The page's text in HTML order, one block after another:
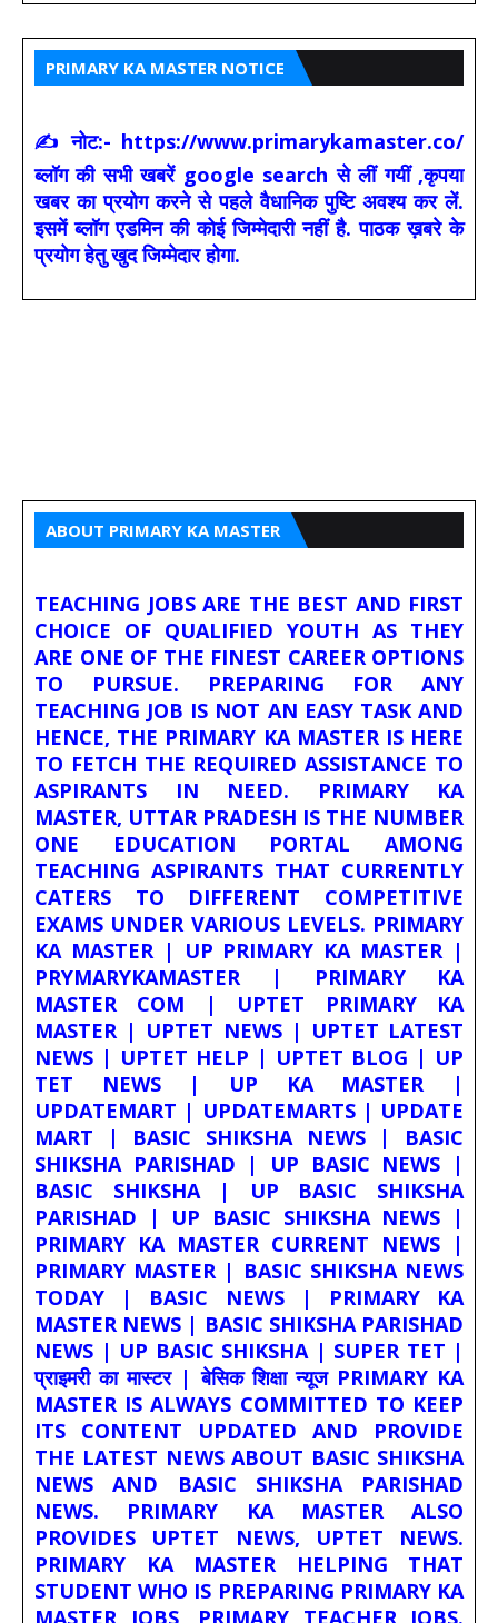
PRIMARY KA MASTER NOTICE
✍ नोट:- https://www.primarykamaster.co/
ब्लॉग की सभी खबरें google search से लीं गयीं ,कृपया
खबर का प्रयोग करने से पहले वैधानिक पुष्टि अवश्य कर लें.
इसमें ब्लॉग एडमिन की कोई जिम्मेदारी नहीं है. पाठक ख़बरे के
प्रयोग हेतु खुद जिम्मेदार होगा.
ABOUT PRIMARY KA MASTER
TEACHING JOBS ARE THE BEST AND FIRST
CHOICE OF QUALIFIED YOUTH AS THEY
ARE ONE OF THE FINEST CAREER OPTIONS
TO PURSUE. PREPARING FOR ANY
TEACHING JOB IS NOT AN EASY TASK AND
HENCE, THE PRIMARY KA MASTER IS HERE
TO FETCH THE REQUIRED ASSISTANCE TO
ASPIRANTS IN NEED. PRIMARY KA
MASTER, UTTAR PRADESH IS THE NUMBER
ONE EDUCATION PORTAL AMONG
TEACHING ASPIRANTS THAT CURRENTLY
CATERS TO DIFFERENT COMPETITIVE
EXAMS UNDER VARIOUS LEVELS. PRIMARY
KA MASTER | UP PRIMARY KA MASTER |
PRYMARYKAMASTER | PRIMARY KA
MASTER COM | UPTET PRIMARY KA
MASTER | UPTET NEWS | UPTET LATEST
NEWS | UPTET HELP | UPTET BLOG | UP
TET NEWS | UP KA MASTER |
UPDATEMART | UPDATEMARTS | UPDATE
MART | BASIC SHIKSHA NEWS | BASIC
SHIKSHA PARISHAD | UP BASIC NEWS |
BASIC SHIKSHA | UP BASIC SHIKSHA
PARISHAD | UP BASIC SHIKSHA NEWS |
PRIMARY KA MASTER CURRENT NEWS |
PRIMARY MASTER | BASIC SHIKSHA NEWS
TODAY | BASIC NEWS | PRIMARY KA
MASTER NEWS | BASIC SHIKSHA PARISHAD
NEWS | UP BASIC SHIKSHA | SUPER TET |
प्राइमरी का मास्टर | बेसिक शिक्षा न्यूज PRIMARY KA
MASTER IS ALWAYS COMMITTED TO KEEP
ITS CONTENT UPDATED AND PROVIDE
THE LATEST NEWS ABOUT BASIC SHIKSHA
NEWS AND BASIC SHIKSHA PARISHAD
NEWS. PRIMARY KA MASTER ALSO
PROVIDES UPTET NEWS, UPTET NEWS.
PRIMARY KA MASTER HELPING THAT
STUDENT WHO IS PREPARING PRIMARY KA
MASTER JOBS, PRIMARY TEACHER JOBS.